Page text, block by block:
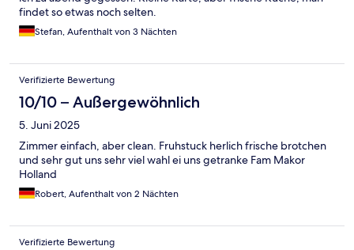
findet so etwas noch selten.
Stefan, Aufenthalt von 3 Nächten
Verifizierte Bewertung
10/10 – Außergewöhnlich
5. Juni 2025
Zimmer einfach, aber clean. Fruhstuck herlich frische brotchen
und sehr gut uns sehr viel wahl ei uns getranke Fam Makor
Holland
Robert, Aufenthalt von 2 Nächten
Verifizierte Bewertung